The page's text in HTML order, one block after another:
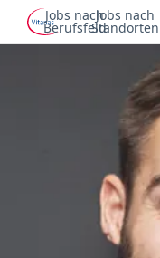
Jobs nach
Berufsfeld
Jobs nach
Standorten